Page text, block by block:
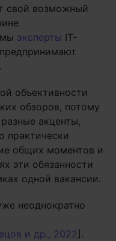
свой возможный
эксперты IT-
объективности
обзоров, потому
акценты,
практически
общих моментов и
эти обязанности
одной вакансии.
неоднократно
и др., 2022].